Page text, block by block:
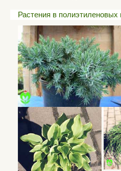
Растения в полиэтиленовых